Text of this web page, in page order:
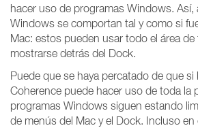
hacer uso de programas Windows. Así,
Windows se comportan tal y como si
Mac: estos pueden usar todo el área
mostrarse detrás del Dock.
Puede que se haya percatado de que si
Coherence puede hacer uso de toda la
programas Windows siguen estando
de menús del Mac y el Dock. Incluso en